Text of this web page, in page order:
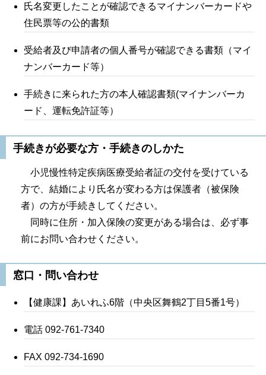
氏名変更したことが確認できるマイナンバーカードや
住民票等の公的書類
受給者及び申請者の個人番号が確認できる書類（マイ
ナンバーカード等）
手続きに来られた方の本人確認書類(マイナンバーカ
ード、運転免許証等）
手続きが必要な方・手続きのしかた
小児慢性特定疾病医療受給者証の交付を受けている
方で、結婚により氏名が変わる方は保護者（被保険
者）の方が手続きしてください。
同時に住所・加入保険の変更がある場合は、必ず事
前にお問い合わせください。
窓口・問い合わせ
【健康課】あいれふ6階（中央区舞鶴2丁目5番1号）
電話 092-761-7340
FAX 092-734-1690